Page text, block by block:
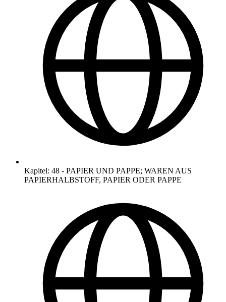
Kapitel: 48 - PAPIER UND PAPPE; WAREN AUS
PAPIERHALBSTOFF, PAPIER ODER PAPPE